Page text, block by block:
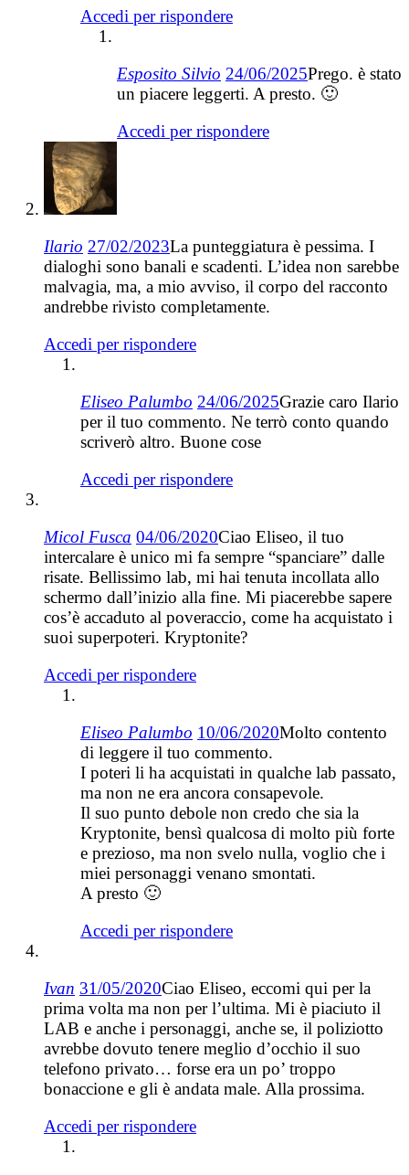
Accedi per rispondere
Esposito Silvio 24/06/2025Prego. è stato
un piacere leggerti. A presto. 🙂
Accedi per rispondere
Ilario 27/02/2023La punteggiatura è pessima. I
dialoghi sono banali e scadenti. L’idea non sarebbe
malvagia, ma, a mio avviso, il corpo del racconto
andrebbe rivisto completamente.
Accedi per rispondere
Eliseo Palumbo 24/06/2025Grazie caro Ilario
per il tuo commento. Ne terrò conto quando
scriverò altro. Buone cose
Accedi per rispondere
Micol Fusca 04/06/2020Ciao Eliseo, il tuo
intercalare è unico mi fa sempre “spanciare” dalle
risate. Bellissimo lab, mi hai tenuta incollata allo
schermo dall’inizio alla fine. Mi piacerebbe sapere
cos’è accaduto al poveraccio, come ha acquistato i
suoi superpoteri. Kryptonite?
Accedi per rispondere
Eliseo Palumbo 10/06/2020Molto contento
di leggere il tuo commento.
I poteri li ha acquistati in qualche lab passato,
ma non ne era ancora consapevole.
Il suo punto debole non credo che sia la
Kryptonite, bensì qualcosa di molto più forte
e prezioso, ma non svelo nulla, voglio che i
miei personaggi venano smontati.
A presto 🙂
Accedi per rispondere
Ivan 31/05/2020Ciao Eliseo, eccomi qui per la
prima volta ma non per l’ultima. Mi è piaciuto il
LAB e anche i personaggi, anche se, il poliziotto
avrebbe dovuto tenere meglio d’occhio il suo
telefono privato… forse era un po’ troppo
bonaccione e gli è andata male. Alla prossima.
Accedi per rispondere